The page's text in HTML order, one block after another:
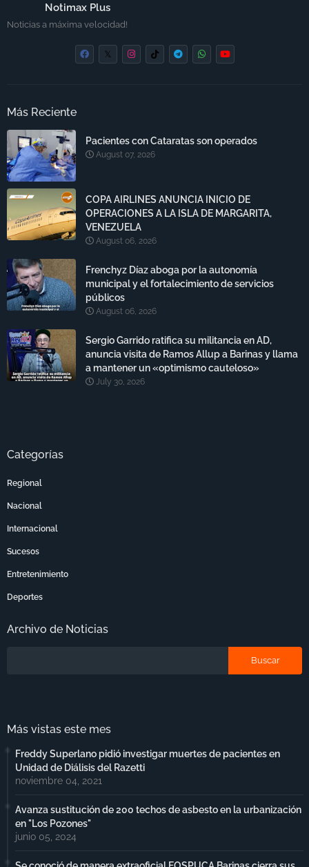
Notimax Plus
Noticias a máxima velocidad!
Más Reciente
Pacientes con Cataratas son operados
August 07, 2026
COPA AIRLINES ANUNCIA INICIO DE
OPERACIONES A LA ISLA DE MARGARITA,
VENEZUELA
August 06, 2026
Frenchyz Díaz aboga por la autonomía
municipal y el fortalecimiento de servicios
públicos
August 06, 2026
Sergio Garrido ratifica su militancia en AD,
anuncia visita de Ramos Allup a Barinas y llama
a mantener un «optimismo cauteloso»
July 30, 2026
Categorías
Regional
Nacional
Internacional
Sucesos
Entretenimiento
Deportes
Archivo de Noticias
Más vistas este mes
Freddy Superlano pidió investigar muertes de pacientes en
Unidad de Diálisis del Razetti
noviembre 04, 2021
Avanza sustitución de 200 techos de asbesto en la urbanización
en "Los Pozones"
junio 05, 2024